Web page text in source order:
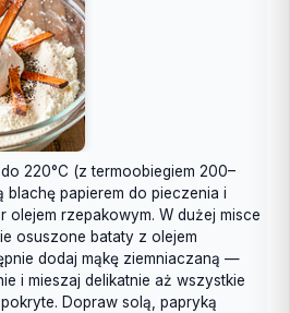
220°C (z termoobiegiem 200–
blachę papierem do pieczenia i
olejem rzepakowym. W dużej misce
osuszone bataty z olejem
dodaj mąkę ziemniaczaną —
i mieszaj delikatnie aż wszystkie
Dopraw solą, papryką